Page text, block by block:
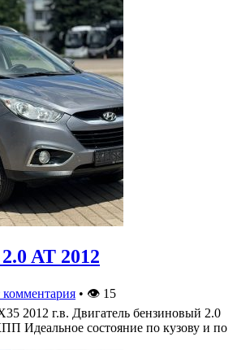
AT 2012
• 👁 15
2012 г.в. Двигатель бензиновый 2.0
Идеальное состояние по кузову и по